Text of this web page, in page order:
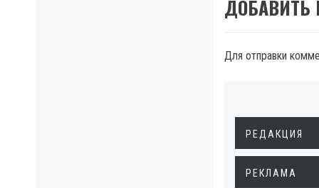
ДОБАВИТЬ
Для отправки
РЕДАКЦИЯ
РЕКЛАМА